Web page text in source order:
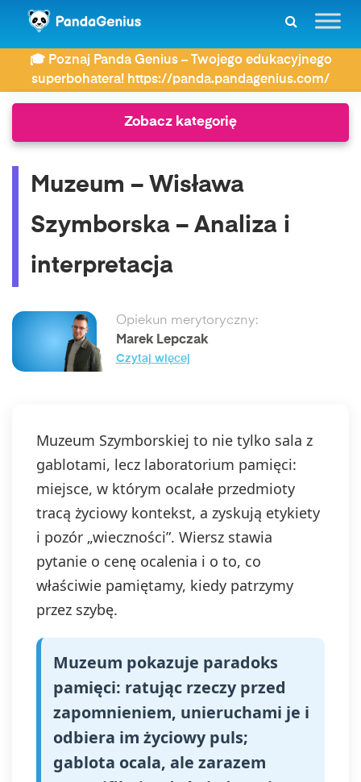
🎓 Poznaj Panda Genius – Twojego edukacyjnego
superbohatera! https://panda.pandagenius.com/
ZDAY Wiersze
Muzeum – Wisława Szymborska – Analiza i interpretacja
Zobacz kategorię
Muzeum – Wisława
Szymborska – Analiza i
interpretacja
Opiekun merytoryczny:
Marek Lepczak
Czytaj więcej
Muzeum Szymborskiej to nie tylko sala z
gablotami, lecz laboratorium pamięci:
miejsce, w którym ocalałe przedmioty
tracą życiowy kontekst, a zyskują etykiety
i pozór „wieczności”. Wiersz stawia
pytanie o cenę ocalenia i o to, co
właściwie pamiętamy, kiedy patrzymy
przez szybę.
Muzeum pokazuje paradoks
pamięci: ratując rzeczy przed
zapomnieniem, unieruchami je i
odbiera im życiowy puls;
gablota ocala, ale zarazem